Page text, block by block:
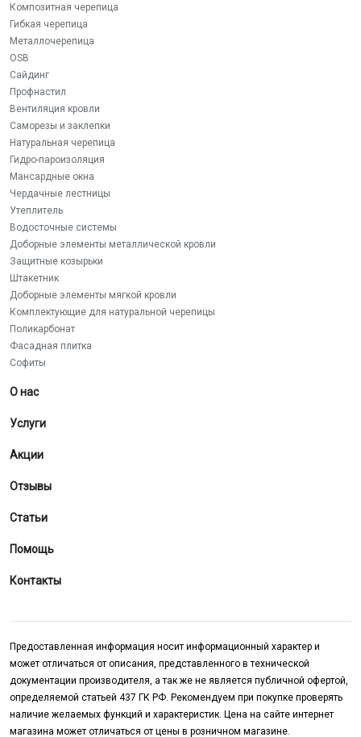
Композитная черепица
Гибкая черепица
Металлочерепица
OSB
Сайдинг
Профнастил
Вентиляция кровли
Саморезы и заклепки
Натуральная черепица
Гидро-пароизоляция
Мансардные окна
Чердачные лестницы
Утеплитель
Водосточные системы
Доборные элементы металлической кровли
Защитные козырьки
Штакетник
Доборные элементы мягкой кровли
Комплектующие для натуральной черепицы
Поликарбонат
Фасадная плитка
Софиты
О нас
Услуги
Акции
Отзывы
Статьи
Помощь
Контакты
Предоставленная информация носит информационный характер и
может отличаться от описания, представленного в технической
документации производителя, а так же не является публичной офертой,
определяемой статьей 437 ГК РФ. Рекомендуем при покупке проверять
наличие желаемых функций и характеристик. Цена на сайте интернет
магазина может отличаться от цены в розничном магазине.